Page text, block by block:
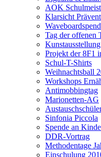
AOK
Klarsicht
Tag der offenen
Kunstausstellung
Projekt der 8F1
Schul-T-Shirts
Weihnachtsball
Workshops
Antimobbingtag
Marionetten-AG
Sinfonia Piccola
Spende an
DDR-Vortrag
Methodentage
Einschulung